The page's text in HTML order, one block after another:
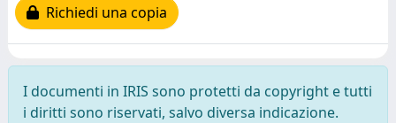
Richiedi una copia
I documenti in IRIS sono protetti da copyright e tutti
i diritti sono riservati, salvo diversa indicazione.